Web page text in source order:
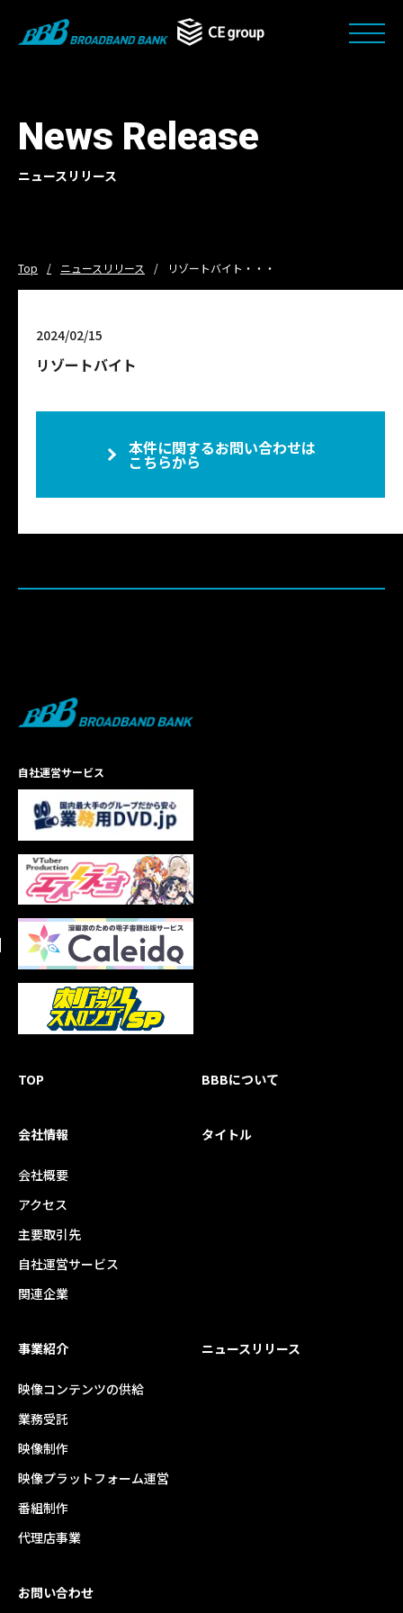
News Release
ニュースリリース
Top ニュースリリース リゾートバイト・・・
2024/02/15
リゾートバイト
本件に関するお問い合わせは
こちらから
自社運営サービス
TOP BBBについて
会社情報
会社概要
アクセス
主要取引先
自社運営サービス
関連企業
タイトル
事業紹介
映像コンテンツの供給
業務受託
映像制作
映像プラットフォーム運営
番組制作
代理店事業
ニュースリリース
お問い合わせ